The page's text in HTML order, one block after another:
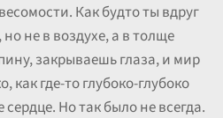
Как будто ты вдруг
не в воздухе, а в толще
закрываешь глаза, и мир
как где-то глубоко-глубоко
сердце. Но так было не всегда.